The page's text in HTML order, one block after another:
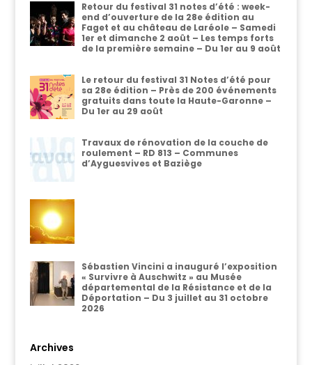
Retour du festival 31 notes d’été : week-
end d’ouverture de la 28e édition au
Faget et au château de Laréole – Samedi
1er et dimanche 2 août – Les temps forts
de la première semaine – Du 1er au 9 août
Le retour du festival 31 Notes d’été pour
sa 28e édition – Près de 200 événements
gratuits dans toute la Haute-Garonne –
Du 1er au 29 août
Travaux de rénovation de la couche de
roulement – RD 813 – Communes
d’Ayguesvives et Baziège
Sébastien Vincini a inauguré l’exposition
« Survivre à Auschwitz » au Musée
départemental de la Résistance et de la
Déportation – Du 3 juillet au 31 octobre
2026
Archives